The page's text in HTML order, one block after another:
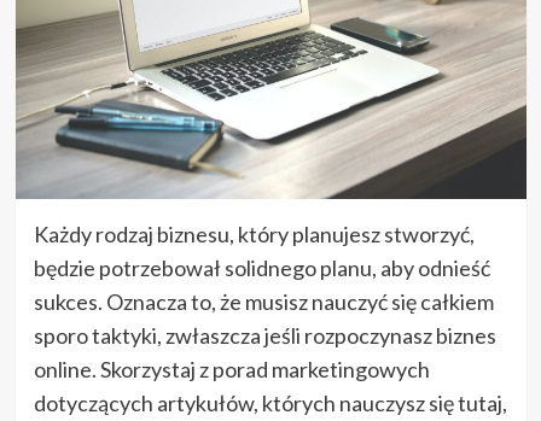
Każdy rodzaj biznesu, który planujesz stworzyć,
będzie potrzebował solidnego planu, aby odnieść
sukces. Oznacza to, że musisz nauczyć się całkiem
sporo taktyki, zwłaszcza jeśli rozpoczynasz biznes
online. Skorzystaj z porad marketingowych
dotyczących artykułów, których nauczysz się tutaj,